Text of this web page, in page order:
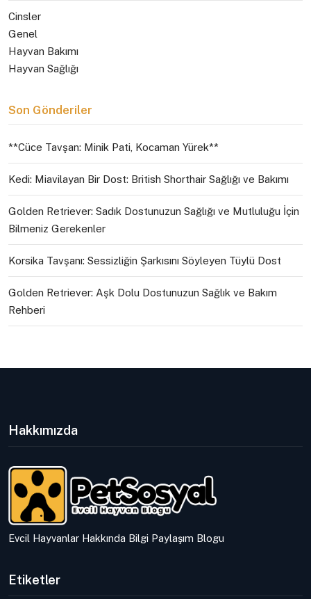
Cinsler
Genel
Hayvan Bakımı
Hayvan Sağlığı
Son Gönderiler
**Cüce Tavşan: Minik Pati, Kocaman Yürek**
Kedi: Miavilayan Bir Dost: British Shorthair Sağlığı ve Bakımı
Golden Retriever: Sadık Dostunuzun Sağlığı ve Mutluluğu İçin
Bilmeniz Gerekenler
Korsika Tavşanı: Sessizliğin Şarkısını Söyleyen Tüylü Dost
Golden Retriever: Aşk Dolu Dostunuzun Sağlık ve Bakım
Rehberi
Hakkımızda
Evcil Hayvanlar Hakkında Bilgi Paylaşım Blogu
Etiketler